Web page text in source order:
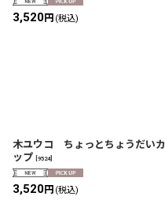
3,520円 (税込)
木ユウコ ちょっとちょうだいカ
ップ
9524]
3,520円 (税込)